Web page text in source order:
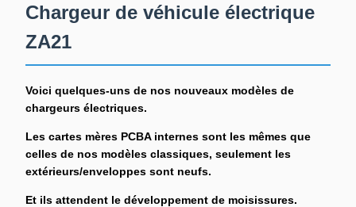
Chargeur de véhicule électrique
ZA21
Voici quelques-uns de nos nouveaux modèles de
chargeurs électriques.
Les cartes mères PCBA internes sont les mêmes que
celles de nos modèles classiques, seulement les
extérieurs/enveloppes sont neufs.
Et ils attendent le développement de moisissures.